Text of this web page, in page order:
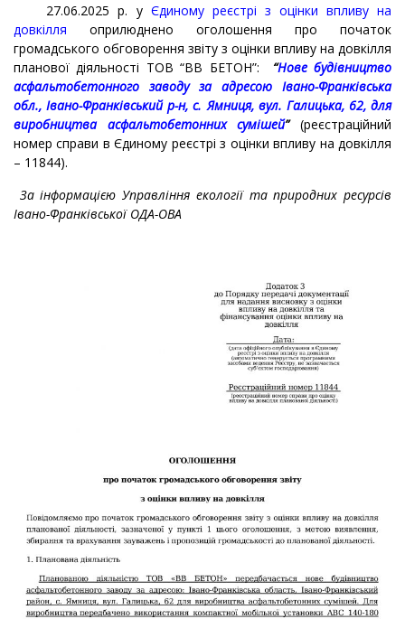
27.06.2025 р. у Єдиному реєстрі з оцінки впливу на
довкілля оприлюднено оголошення про початок
громадського обговорення звіту з оцінки впливу на довкілля
планової діяльності ТОВ “ВВ БЕТОН”: “Нове будівництво
асфальтобетонного заводу за адресою Івано-Франківська
обл., Івано-Франківський р-н, с. Ямниця, вул. Галицька, 62, для
виробництва асфальтобетонних сумішей”(реєстраційний
номер справи в Єдиному реєстрі з оцінки впливу на довкілля
– 11844).
За інформацією Управління екології та природних ресурсів
Івано-Франківської ОДА-ОВА